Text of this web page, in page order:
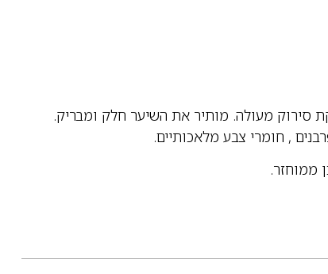
סירוק מעולה. מותיר את השיער חלק ומבריק.
, חומרי צבע מלאכותיים.